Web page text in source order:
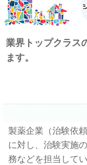
業界トップクラス
ます。
製薬企業（治験依
に対し、治験実施
務などを担当して